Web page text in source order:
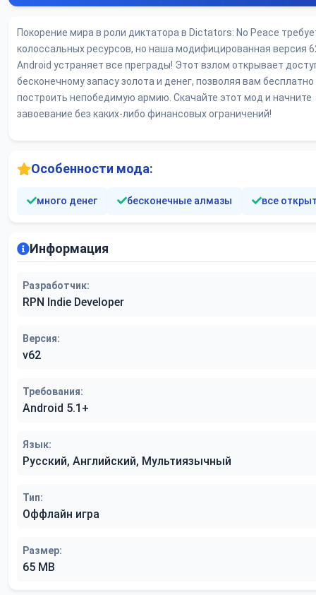
Покорение мира в роли диктатора в Dictators: No Peace
колоссальных ресурсов, но наша модифицированная версия
Android устраняет все преграды! Этот взлом открывает
бесконечному запасу золота и денег, позволяя вам бесплатно
построить непобедимую армию. Скачайте этот мод и начните
завоевание без каких-либо финансовых ограничений!
Особенности мода:
много денег бесконечные алмазы все
Информация
Разработчик:
RPN Indie Developer
Версия:
v62
Требования:
Android 5.1+
Язык:
Русский, Английский, Мультиязычный
Тип:
Оффлайн игра
Размер:
65 MB